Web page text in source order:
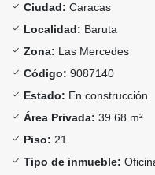
Ciudad: Caracas
Localidad: Baruta
Zona: Las Mercedes
Código: 9087140
Estado: En construcción
Área Privada: 39.68 m²
Piso: 21
Tipo de inmueble: